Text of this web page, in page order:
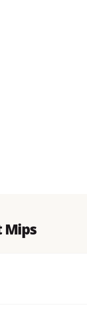
Mips